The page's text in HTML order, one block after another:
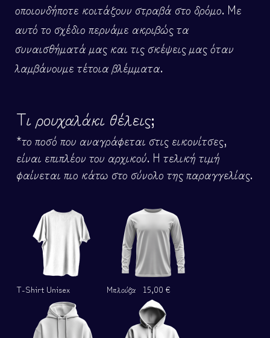
οποιονδήποτε κοιτάζουν στραβά στο δρόμο. Με
αυτό το σχέδιο περνάμε ακριβώς τα
συναισθήματά μας και τις σκέψεις μας όταν
λαμβάνουμε τέτοια βλέμματα.
Τι ρουχαλάκι θέλεις;
*το ποσό που αναγράφεται στις εικονίτσες,
είναι επιπλέον του αρχικού. Η τελική τιμή
φαίνεται πιο κάτω στο σύνολο της παραγγελίας.
T-Shirt Unisex Μπλούζα 15,00 €